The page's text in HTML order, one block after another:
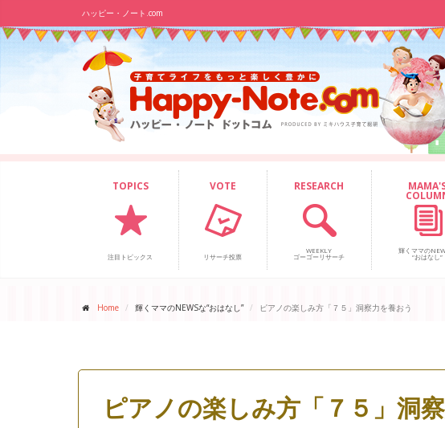
ハッピー・ノート.com
TOPICS
注目トピックス
VOTE
リサーチ投票
RESEARCH
WEEKLY
ゴーゴーリサーチ
輝くママの
“おはなし”
Home 輝くママのNEWSな“おはなし” ピアノの楽しみ方「７５」洞察力を養おう
ピアノの楽しみ方「７５」洞